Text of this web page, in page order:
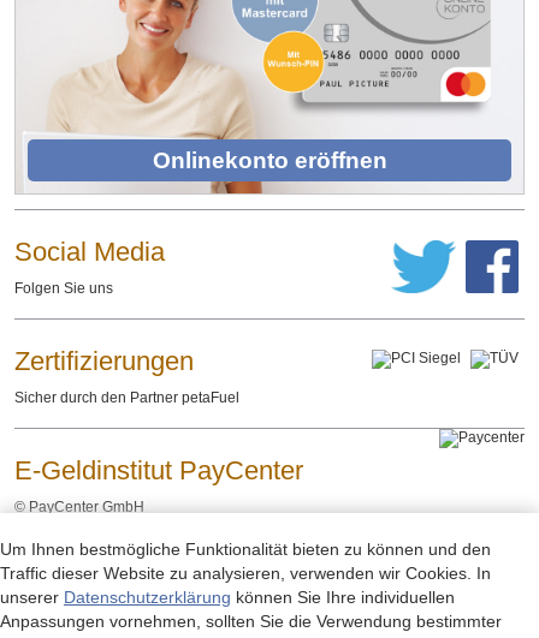
Onlinekonto eröffnen
Social Media
Folgen Sie uns
Zertifizierungen
Sicher durch den Partner petaFuel
E-Geldinstitut PayCenter
© PayCenter GmbH
Impressum - Datenschutzerklärung - Rechtliche Hinweise
Um Ihnen bestmögliche Funktionalität bieten zu können und den
Traffic dieser Website zu analysieren, verwenden wir Cookies. In
unserer Datenschutzerklärung können Sie Ihre individuellen
Anpassungen vornehmen, sollten Sie die Verwendung bestimmter